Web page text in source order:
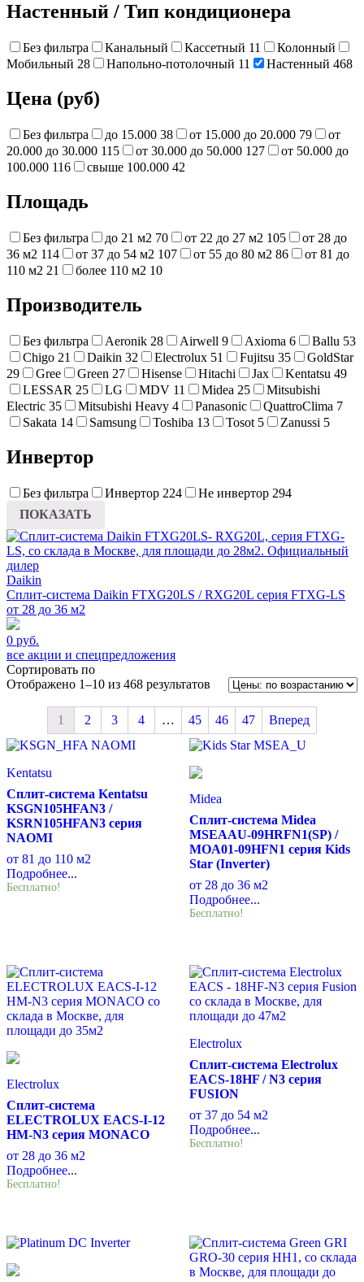
Настенный / Тип кондиционера
Без фильтра Канальный Кассетный 11
Колонный
Мобильный 28 Напольно-потолочный 11 Настенный 468
Цена (руб)
Без фильтра до 15.000 38 от 15.000 до 20.000 79
от
20.000 до 30.000 115 от 30.000 до 50.000 127
от 50.000 до
100.000 116 свыше 100.000 42
Площадь
Без фильтра до 21 м2 70 от 22 до 27 м2 105
от 28 до
36 м2 114 от 37 до 54 м2 107 от 55 до 80 м2 86
от 81 до
110 м2 21 более 110 м2 10
Производитель
Без фильтра Aeronik 28 Airwell 9 Axioma 6 Ballu 53
Chigo 21 Daikin 32 Electrolux 51 Fujitsu 35
GoldStar
29
Gree Green 27 Hisense Hitachi Jax Kentatsu 49
LESSAR 25 LG MDV 11 Midea 25
Mitsubishi
Electric 35 Mitsubishi Heavy 4 Panasonic QuattroClima 7
Sakata 14 Samsung Toshiba 13 Tosot 5 Zanussi 5
Инвертор
Без фильтра Инвертор 224 Не инвертор 294
ПОКАЗАТЬ
Daikin
Сплит-система Daikin FTXG20LS / RXG20L серия FTXG-LS
от 28 до 36 м2
0 руб.
все акции и спецпредложения
Сортировать по
Отображено 1–10 из 468 результатов
1 2 3 4 … 45 46 47 Вперед
Kentatsu
Сплит-система Kentatsu
KSGN105HFAN3 /
KSRN105HFAN3 серия
NAOMI
от 81 до 110 м2
Подробнее...
Бесплатно!
Midea
Сплит-система Midea
MSEAAU-09HRFN1(SP) /
MOA01-09HFN1 серия Kids
Star (Inverter)
от 28 до 36 м2
Подробнее...
Бесплатно!
Electrolux
Сплит-система
ELECTROLUX EACS-I-12
HM-N3 серия MONACO
от 28 до 36 м2
Подробнее...
Бесплатно!
Electrolux
Сплит-система Electrolux
EACS-18HF / N3 серия
FUSION
от 37 до 54 м2
Подробнее...
Бесплатно!